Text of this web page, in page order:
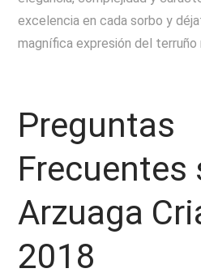
excelencia en cada sorbo y
magnífica expresión del terruño
Preguntas
Frecuentes
Arzuaga
2018